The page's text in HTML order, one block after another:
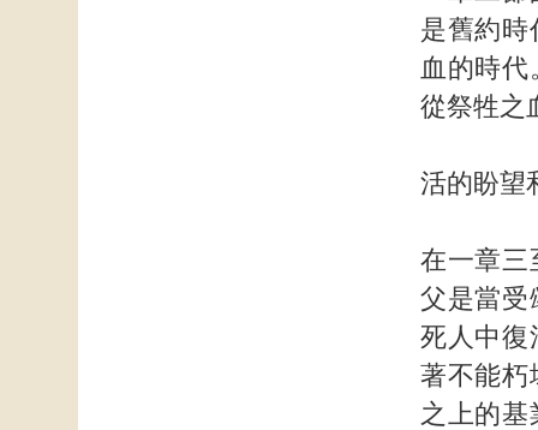
是舊約時
血的時
從祭牲之
活的盼望
在一章三
父是當受
死人中復
著不能朽
之上的